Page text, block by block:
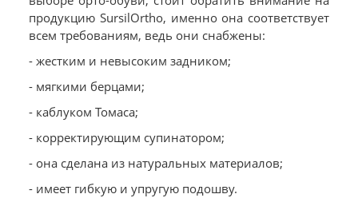
продукцию SursilOrtho, именно она соответствует
всем требованиям, ведь они снабжены:
- жестким и невысоким задником;
- мягкими берцами;
- каблуком Томаса;
- корректирующим супинатором;
- она сделана из натуральных материалов;
- имеет гибкую и упругую подошву.